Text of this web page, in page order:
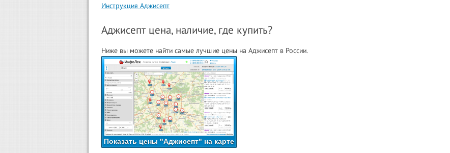
Инструкция Аджисепт
Аджисепт цена, наличие, где купить?
Ниже вы можете найти самые лучшие цены на Аджисепт в России.
Показать цены "Аджисепт" на карте